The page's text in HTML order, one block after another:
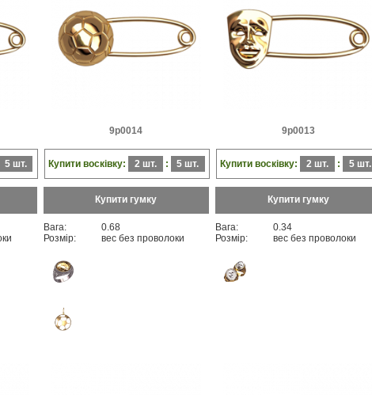
5 шт.
9p0014
Купити восківку: 2 шт. : 5 шт.
Купити гумку
Вага:
0.68
Розмір:
вес без проволоки
9p0013
Купити восківку: 2 шт. : 5 шт.
Купити гумку
Вага:
0.34
Розмір:
вес без проволоки